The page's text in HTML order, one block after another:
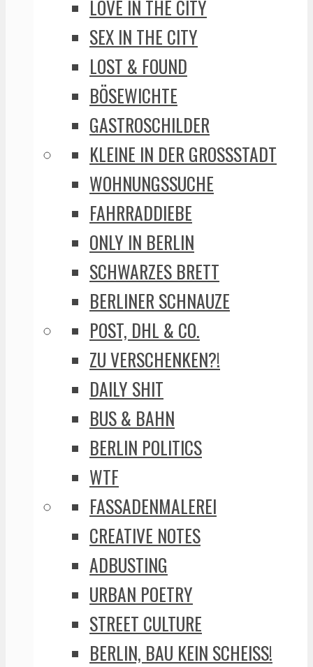
LOVE IN THE CITY
SEX IN THE CITY
LOST & FOUND
BÖSEWICHTE
GASTROSCHILDER
KLEINE IN DER GROSSSTADT
WOHNUNGSSUCHE
FAHRRADDIEBE
ONLY IN BERLIN
SCHWARZES BRETT
BERLINER SCHNAUZE
POST, DHL & CO.
ZU VERSCHENKEN?!
DAILY SHIT
BUS & BAHN
BERLIN POLITICS
WTF
FASSADENMALEREI
CREATIVE NOTES
ADBUSTING
URBAN POETRY
STREET CULTURE
BERLIN, BAU KEIN SCHEISS!